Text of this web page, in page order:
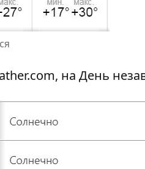
на День